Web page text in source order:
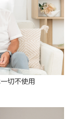
切不使用